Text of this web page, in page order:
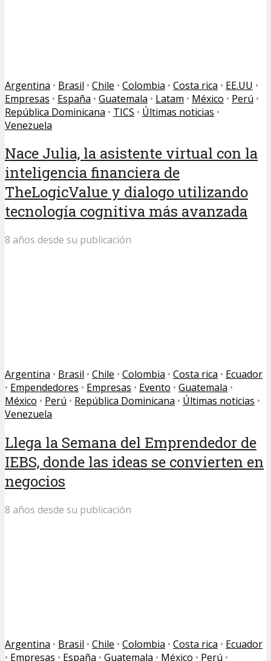
Argentina • Brasil • Chile • Colombia • Costa rica • EE.UU •
Empresas • España • Guatemala • Latam • México • Perú •
República Dominicana • TICS • Últimas noticias •
Venezuela
Nace Julia, la asistente virtual con la
inteligencia financiera de
TheLogicValue y dialogo utilizando
tecnología cognitiva más avanzada
8 años desde su publicación
Argentina • Brasil • Chile • Colombia • Costa rica • Ecuador
• Empendedores • Empresas • Evento • Guatemala •
México • Perú • República Dominicana • Últimas noticias •
Venezuela
Llega la Semana del Emprendedor de
IEBS, donde las ideas se convierten en
negocios
8 años desde su publicación
Argentina • Brasil • Chile • Colombia • Costa rica • Ecuador
• Empresas • España • Guatemala • México • Perú •